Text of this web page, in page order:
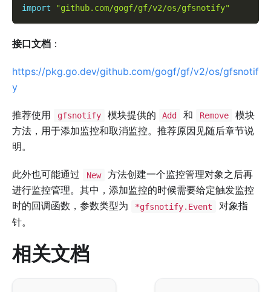
import "github.com/gogf/gf/v2/os/gfsnotify"
接口文档 ：
https://pkg.go.dev/github.com/gogf/gf/v2/os/gfsnotif
y
推荐使用 gfsnotify 模块提供的 Add 和 Remove
模块
方法，用于添加监控和取消监控。推荐原因见随后章节说
明。
此外也可能通过 New
方法创建一个监控管理对象之后再
进行监控管理。其中，添加监控的时候需要给定触发监控
时的回调函数，参数类型为
*gfsnotify.Event
对象指
针。
相关文档